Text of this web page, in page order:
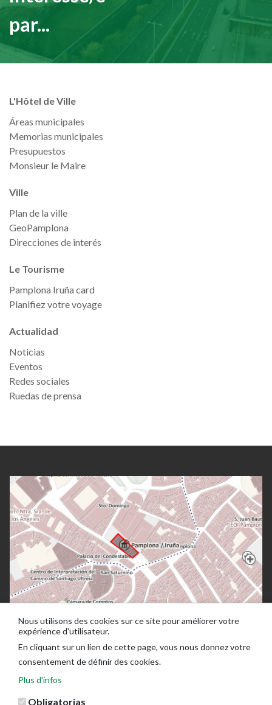
par...
L'Hôtel de Ville
Áreas municipales
Memorias municipales
Presupuestos
Monsieur le Maire
Ville
Plan de la ville
GeoPamplona
Direcciones de interés
Le Tourisme
Pamplona Iruña card
Planifiez votre voyage
Actualidad
Noticias
Eventos
Redes sociales
Ruedas de prensa
Nous utilisons des cookies sur ce site pour améliorer votre
expérience d'utilisateur.
En cliquant sur un lien de cette page, vous nous donnez votre
consentement de définir des cookies.
Plus d'infos
Obligatorias